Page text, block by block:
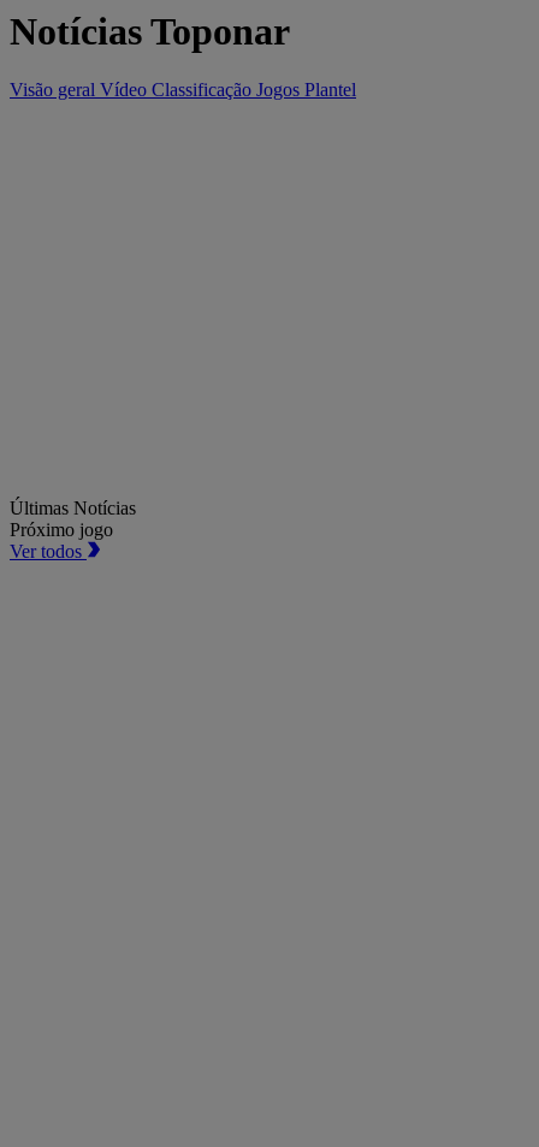
Notícias Toponar
Visão geral Vídeo Classificação Jogos Plantel
Últimas Notícias
Próximo jogo
Ver todos